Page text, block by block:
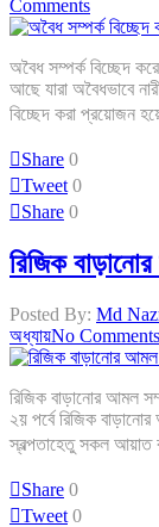
Comments
অবৈধ সম্পর্ক বিচ্ছেদ
আছে যারা অবৈধভাবে
বিচ্ছেদ করা প্রয়োজন
Share 0
Tweet 0
Share 0
রিজিক
Posted By: Md
অধ্যায়No Comments
রিজিক বাড়ানোর আমল
২য় পর্বে রিজিক
স্বল্পতাহেতু সকল আয়াত
Share 0
Tweet 0